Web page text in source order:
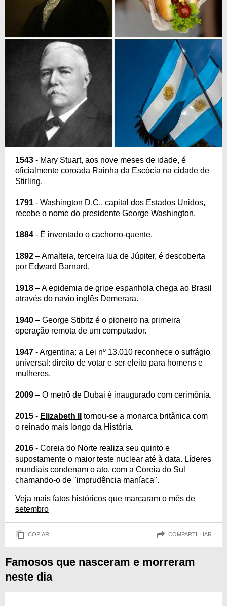
1543 - Mary Stuart, aos nove meses de idade, é
oficialmente coroada Rainha da Escócia na cidade de
Stirling.
1791 - Washington D.C., capital dos Estados Unidos,
recebe o nome do presidente George Washington.
1884 - É inventado o cachorro-quente.
1892 – Amalteia, terceira lua de Júpiter, é descoberta
por Edward Barnard.
1918 – A epidemia de gripe espanhola chega ao Brasil
através do navio inglês Demerara.
1940 – George Stibitz é o pioneiro na primeira
operação remota de um computador.
1947 - Argentina: a Lei nº 13.010 reconhece o sufrágio
universal: direito de votar e ser eleito para homens e
mulheres.
2009 – O metrô de Dubai é inaugurado com cerimônia.
2015 - Elizabeth II
tornou-se a monarca britânica com
o reinado mais longo da História.
2016 - Coreia do Norte realiza seu quinto e
supostamente o maior teste nuclear até à data. Líderes
mundiais condenam o ato, com a Coreia do Sul
chamando-o de "imprudência maníaca".
Veja mais fatos históricos que marcaram o mês de
setembro
COPIAR COMPARTILHAR
Famosos que nasceram e morreram
neste dia